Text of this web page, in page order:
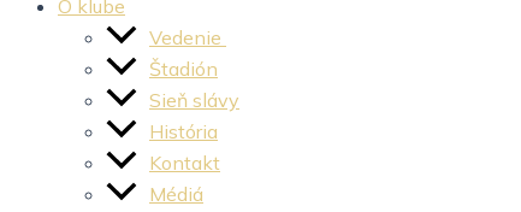
O klube
Vedenie
Štadión
Sieň slávy
História
Kontakt
Médiá